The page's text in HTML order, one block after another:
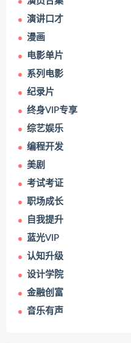
演讲口才
漫画
电影单片
系列电影
纪录片
终身VIP专享
综艺娱乐
编程开发
美剧
考试考证
职场成长
自我提升
蓝光VIP
认知升级
设计学院
金融创富
音乐有声